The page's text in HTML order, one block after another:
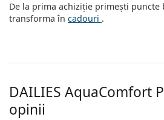
De la prima achiziție primești puncte
transforma în cadouri .
DAILIES AquaComfort
opinii